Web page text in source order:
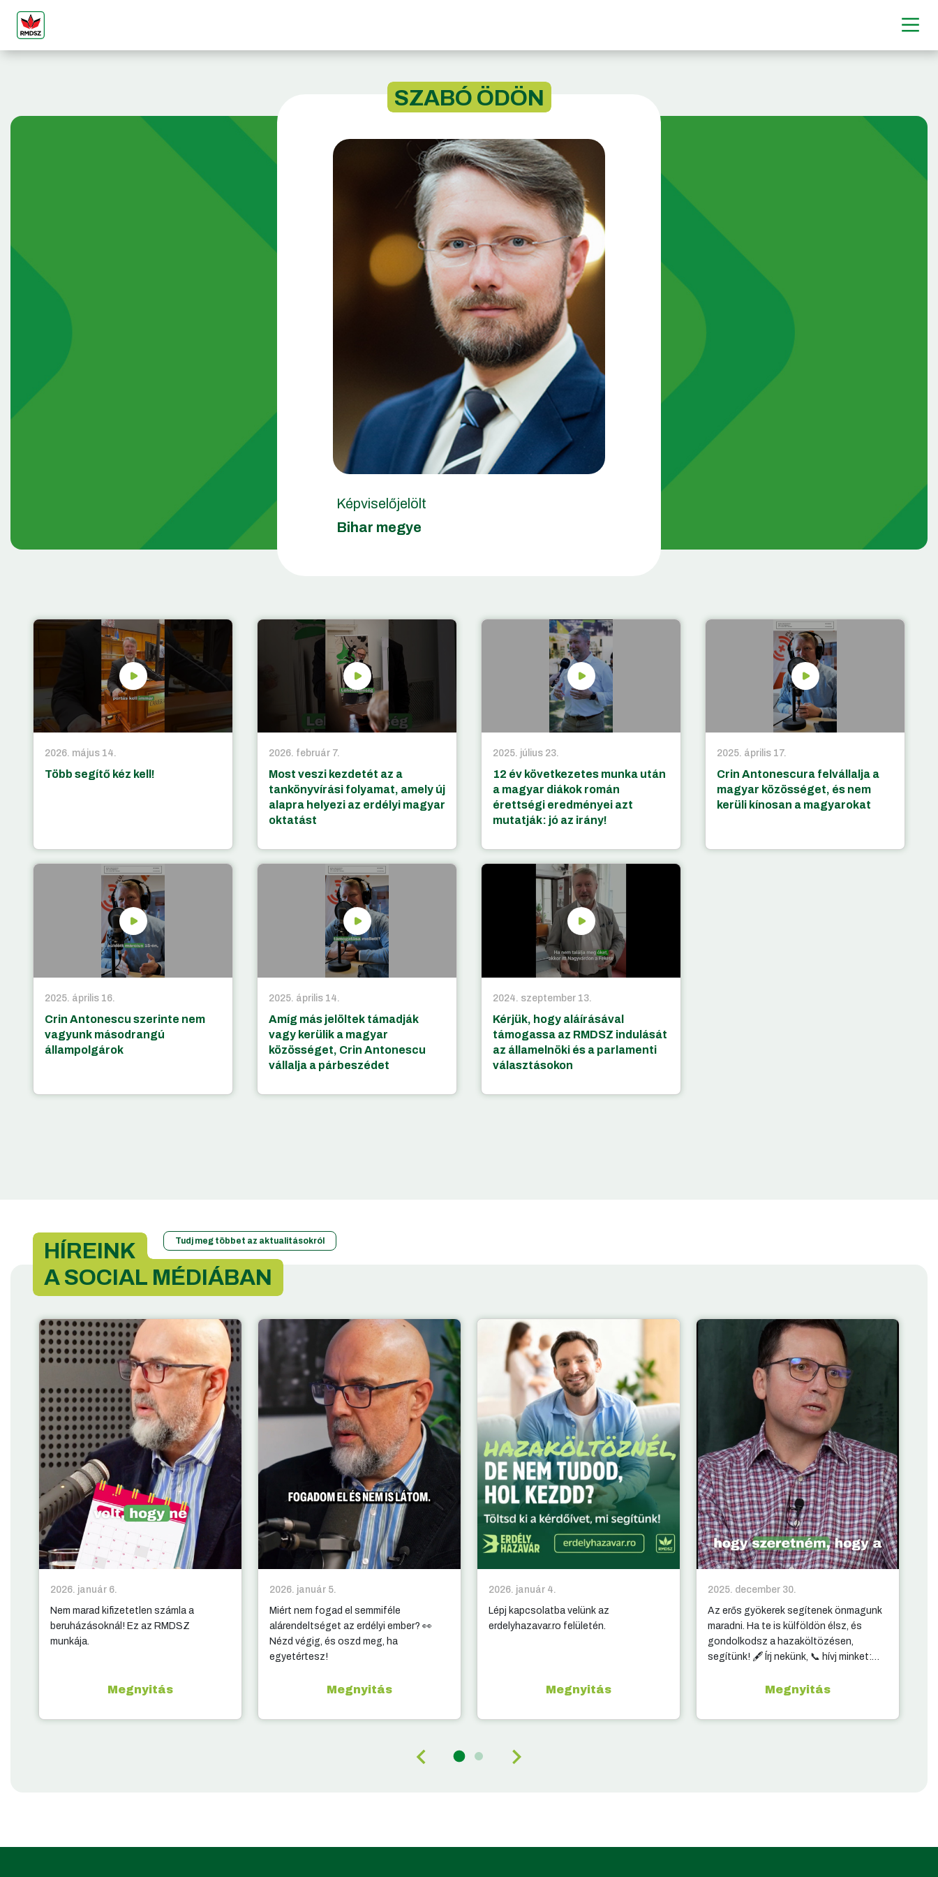
SZABÓ ÖDÖN
Képviselőjelölt
Bihar megye
2026. május 14.
Több segítő kéz kell!
2026. február 7.
Most veszi kezdetét az a
tankönyvírási folyamat, amely új
alapra helyezi az erdélyi magyar
oktatást
2025. július 23.
12 év következetes munka után
a magyar diákok román
érettségi eredményei azt
mutatják: jó az irány!
2025. április 17.
Crin Antonescura felvállalja a
magyar közösséget, és nem
kerüli kínosan a magyarokat
2025. április 16.
Crin Antonescu szerinte nem
vagyunk másodrangú
állampolgárok
2025. április 14.
Amíg más jelöltek támadják
vagy kerülik a magyar
közösséget, Crin Antonescu
vállalja a párbeszédet
2024. szeptember 13.
Kérjük, hogy aláírásával
támogassa az RMDSZ indulását
az államelnöki és a parlamenti
választásokon
HÍREINK
A SOCIAL MÉDIÁBAN
Tudj meg többet az aktualitásokról
2026. január 6.
Nem marad kifizetetlen számla a
beruházásoknál! Ez az RMDSZ
munkája.
Megnyitás
2026. január 5.
Miért nem fogad el semmiféle
alárendeltséget az erdélyi ember? 👀
Nézd végig, és oszd meg, ha
egyetértesz!
Megnyitás
2026. január 4.
Lépj kapcsolatba velünk az
erdelyhazavar.ro felületén.
Megnyitás
2025. december 30.
Az erős gyökerek segítenek önmagunk
maradni. Ha te is külföldön élsz, és
gondolkodsz a hazaköltözésen,
segítünk! 🖋️ Írj nekünk, 📞 hívj minket:
Megnyitás